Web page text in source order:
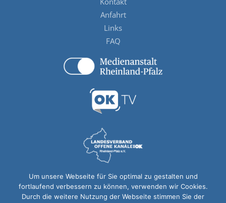
Anfahrt
Links
FAQ
Um unsere Webseite für Sie optimal zu gestalten und
fortlaufend verbessern zu können, verwenden wir Cookies.
Durch die weitere Nutzung der Webseite stimmen Sie der